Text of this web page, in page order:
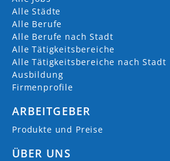
Alle Städte
Alle Berufe
Alle Berufe nach Stadt
Alle Tätigkeitsbereiche
Alle Tätigkeitsbereiche nach Stadt
Ausbildung
Firmenprofile
ARBEITGEBER
Produkte und Preise
ÜBER UNS